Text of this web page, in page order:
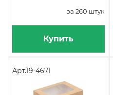
за 260 штук
Купить
Арт.19-4671